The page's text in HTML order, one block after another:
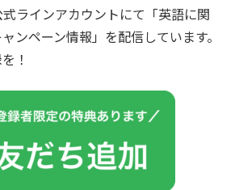
ラインアカウントにて「英語に関
ンペーン情報」を配信しています。
！